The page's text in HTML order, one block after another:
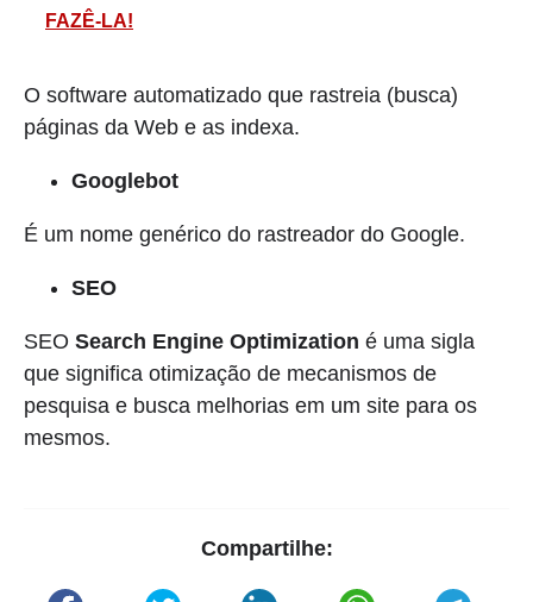
FAZÊ-LA!
O software automatizado que rastreia (busca)
páginas da Web e as indexa.
Googlebot
É um nome genérico do rastreador do Google.
SEO
SEO Search Engine Optimization é uma sigla
que significa otimização de mecanismos de
pesquisa e busca melhorias em um site para os
mesmos.
Compartilhe: